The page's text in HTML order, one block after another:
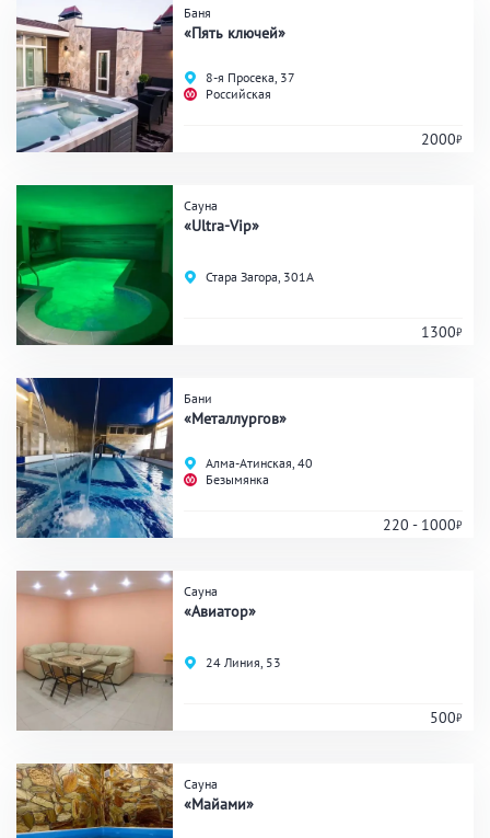
Аква-зона
Джакузи
Бассейн
Бассейн на улице
Обливная кадушка
Развлечения
Бильярд
Кальян
Кухня
Мангал/ барбекю
Заказ по меню
Ресторан/ бар
Удобства
На берегу водоема
Комната отдыха
Детская комната
Сеновал
ПРИМЕНИТЬ ФИЛЬТРЫ
Баня
«Пять ключей»
8-я Просека, 37
Российская
2000
Сауна
«Ultra-Vip»
Стара Загора, 301А
1300
Бани
«Металлургов»
Алма-Атинская, 40
Безымянка
220 - 1000
Сауна
«Авиатор»
24 Линия, 53
500
Сауна
«Майами»